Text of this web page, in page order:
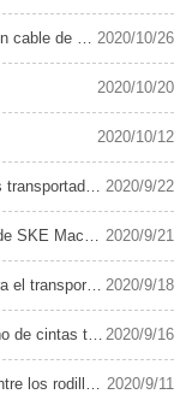
de acero? 2020/10/26
2020/10/20
2020/10/12
tubos tubulares? 2020/9/22
Machinery 2020/9/21
de cinta? 2020/9/18
de larga distancia? 2020/9/16
transportadora? 2020/9/11